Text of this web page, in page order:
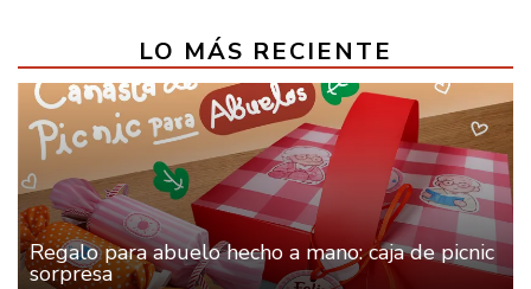
LO MÁS RECIENTE
Regalo para abuelo hecho a mano: caja de picnic
sorpresa